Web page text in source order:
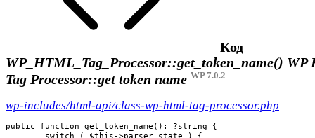
Код
WP_HTML_Tag_Processor::get_token_name() WP
Tag Processor::get token name WP 7.0.2
wp-includes/html-api/class-wp-html-tag-processor.php
public function get_token_name(): ?string {